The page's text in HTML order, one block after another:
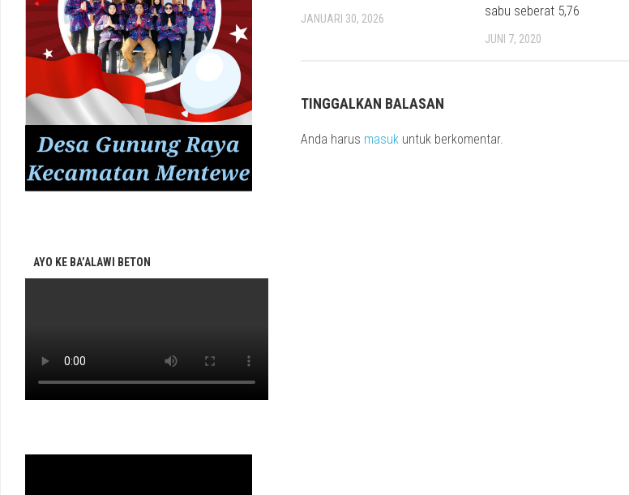
JANUARI 30, 2026
sabu seberat 5,76
JUNI 7, 2020
TINGGALKAN BALASAN
Anda harus masuk untuk berkomentar.
AYO KE BA’ALAWI BETON